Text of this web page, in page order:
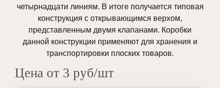
четырнадцати линиям. В итоге получается типовая
конструкция с открывающимся верхом,
представленным двумя клапанами. Коробки
данной конструкции применяют для хранения и
транспортировки плоских товаров.
Цена от 3 руб/шт